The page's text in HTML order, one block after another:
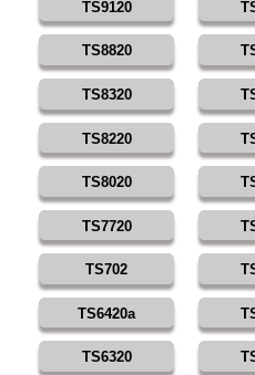
TS9120
TS8820
TS8320
TS8220
TS8020
TS7720
TS702
TS6420a
TS6320